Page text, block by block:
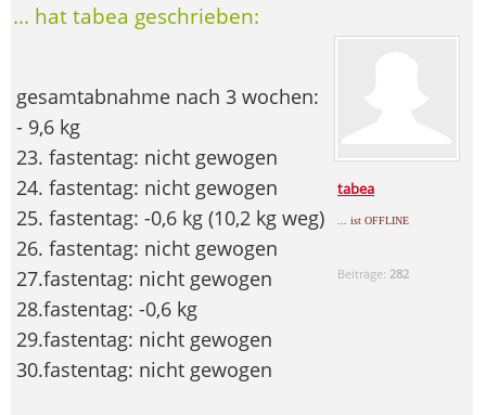
... hat tabea geschrieben:
tabea
... ist OFFLINE
Beiträge: 282
gesamtabnahme nach 3 wochen:
- 9,6 kg
23. fastentag: nicht gewogen
24. fastentag: nicht gewogen
25. fastentag: -0,6 kg (10,2 kg weg)
26. fastentag: nicht gewogen
27.fastentag: nicht gewogen
28.fastentag: -0,6 kg
29.fastentag: nicht gewogen
30.fastentag: nicht gewogen